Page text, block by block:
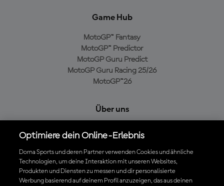
Game Hub
MotoGP™ Fantasy
MotoGP™ Predictor
MotoGP Guru Predict
MotoGP Guru Racing 25/26
MotoGP™26
Über uns
Cookie-Richtlinien
Geschäftsbedingungen
Datenschutzrichtlinien
Kaufrichtlinie
Optimiere dein Online-Erlebnis
Dorna Sports und deren Partner verwenden Cookies und ähnliche
Technologien, um deine Interaktion mit unseren Websites,
Produkten und Diensten zu messen und dir personalisierte
Werbung basierend auf deinem Profil anzuzeigen, das aus deinen